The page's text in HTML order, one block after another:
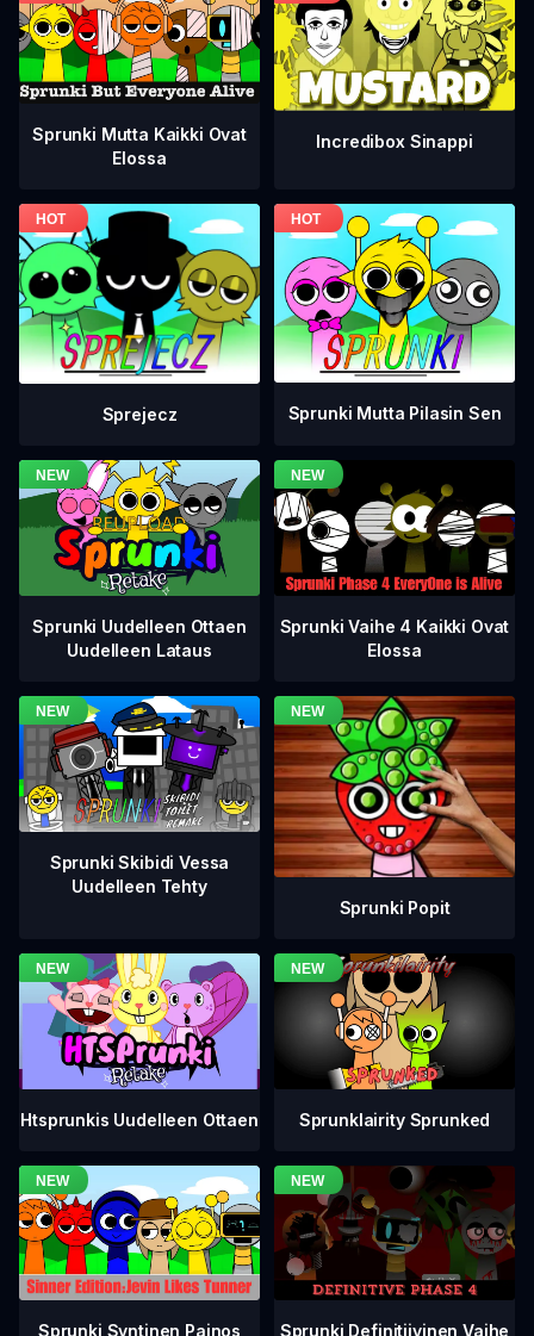
Sprunki Mutta Kaikki Ovat
Elossa
Incredibox Sinappi
Sprejecz Sprunki Mutta Pilasin Sen
Sprunki Uudelleen Ottaen
Uudelleen Lataus
Sprunki Vaihe 4 Kaikki Ovat
Elossa
Sprunki Skibidi Vessa
Uudelleen Tehty
Sprunki Popit
Htsprunkis Uudelleen Ottaen Sprunklairity Sprunked
Sprunki Syntinen Painos Sprunki Definitiivinen Vaihe